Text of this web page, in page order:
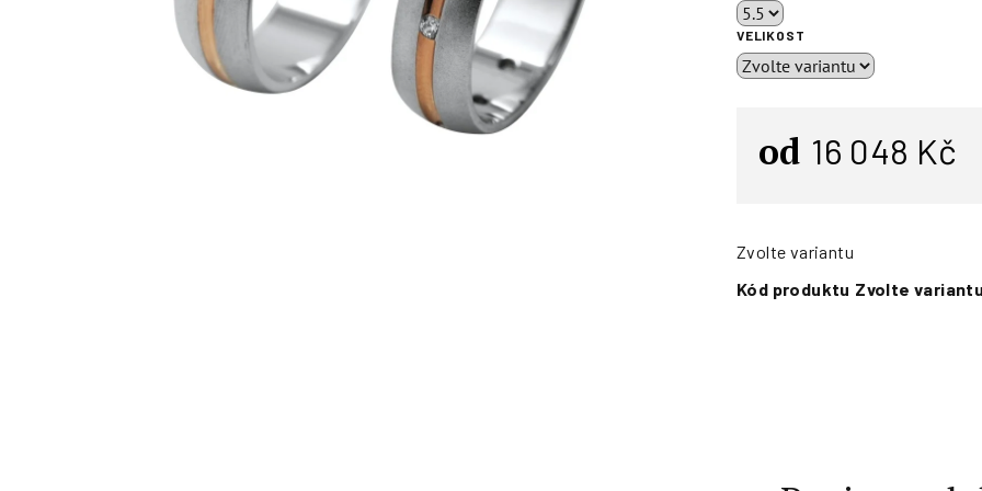
VELIKOST
od 16 048 Kč
Zvolte variantu
Kód produktu Zvolte variantu